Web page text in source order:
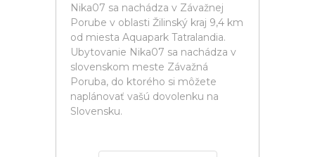
Nika07 sa nachádza v Závažnej
Porube v oblasti Žilinský kraj 9,4 km
od miesta Aquapark Tatralandia.
Ubytovanie Nika07 sa nachádza v
slovenskom meste Závažná
Poruba, do ktorého si môžete
naplánovať vašú dovolenku na
Slovensku.